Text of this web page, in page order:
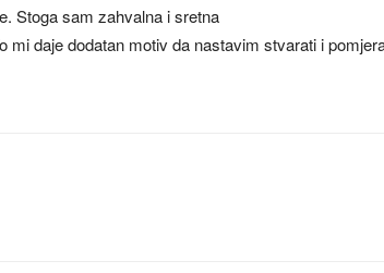
Stoga sam zahvalna i sretna
mi daje dodatan motiv da nastavim stvarati i